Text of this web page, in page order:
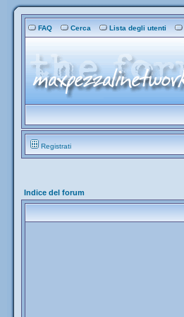
FAQ Cerca Lista degli utenti
Registrati
Indice del forum